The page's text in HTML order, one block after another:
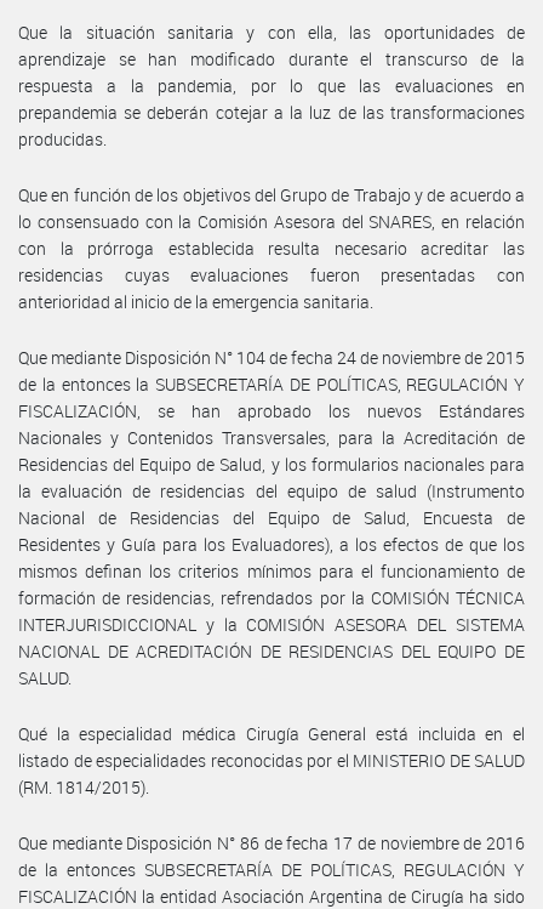
Que la situación sanitaria y con ella, las oportunidades de
aprendizaje se han modificado durante el transcurso de la
respuesta a la pandemia, por lo que las evaluaciones en
prepandemia se deberán cotejar a la luz de las transformaciones
producidas.
Que en función de los objetivos del Grupo de Trabajo y de acuerdo a
lo consensuado con la Comisión Asesora del SNARES, en relación
con la prórroga establecida resulta necesario acreditar las
residencias cuyas evaluaciones fueron presentadas con
anterioridad al inicio de la emergencia sanitaria.
Que mediante Disposición N° 104 de fecha 24 de noviembre de 2015
de la entonces la SUBSECRETARÍA DE POLÍTICAS, REGULACIÓN Y
FISCALIZACIÓN, se han aprobado los nuevos Estándares
Nacionales y Contenidos Transversales, para la Acreditación de
Residencias del Equipo de Salud, y los formularios nacionales para
la evaluación de residencias del equipo de salud (Instrumento
Nacional de Residencias del Equipo de Salud, Encuesta de
Residentes y Guía para los Evaluadores), a los efectos de que los
mismos definan los criterios mínimos para el funcionamiento de
formación de residencias, refrendados por la COMISIÓN TÉCNICA
INTERJURISDICCIONAL y la COMISIÓN ASESORA DEL SISTEMA
NACIONAL DE ACREDITACIÓN DE RESIDENCIAS DEL EQUIPO DE
SALUD.
Qué la especialidad médica Cirugía General está incluida en el
listado de especialidades reconocidas por el MINISTERIO DE SALUD
(RM. 1814/2015).
Que mediante Disposición N° 86 de fecha 17 de noviembre de 2016
de la entonces SUBSECRETARÍA DE POLÍTICAS, REGULACIÓN Y
FISCALIZACIÓN la entidad Asociación Argentina de Cirugía ha sido